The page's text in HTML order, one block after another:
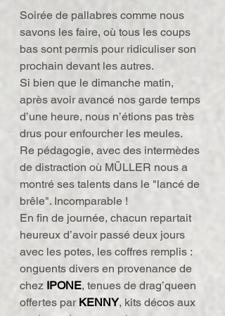
Soirée de pallabres comme nous
savons les faire, où tous les coups
bas sont permis pour ridiculiser son
prochain devant les autres.
Si bien que le dimanche matin,
après avoir avancé nos garde temps
d’une heure, nous n’étions pas très
drus pour enfourcher les meules.
Re pédagogie, avec des intermèdes
de distraction où MÜLLER nous a
montré ses talents dans le "lancé de
brêle". Incomparable !
En fin de journée, chacun repartait
heureux d’avoir passé deux jours
avec les potes, les coffres remplis :
onguents divers en provenance de
chez IPONE, tenues de drag’queen
offertes par KENNY, kits décos aux